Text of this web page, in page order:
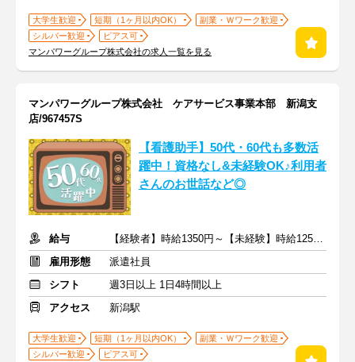
大学生歓迎 短期（1ヶ月以内OK）
副業・Ｗワーク歓迎
シルバー歓迎
ピアス可
マンパワーグループ株式会社の求人一覧を見る
マンパワーグループ株式会社 ケアサービス事業本部 新潟支
店/967457S
【看護助手】50代・60代も多数活
躍中！資格なし&未経験OK♪利用者
さんのお世話など◎
給与
【経験者】時給1350円～【未経験】時給1250円～ ※交通費全額
雇用形態
派遣社員
シフト
週3日以上 1日4時間以上
アクセス
新潟駅
大学生歓迎 短期（1ヶ月以内OK）
副業・Ｗワーク歓迎
シルバー歓迎
ピアス可